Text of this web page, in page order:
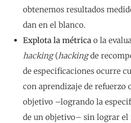
obtenemos resultados
dan en el blanco.
Explota la métrica o la
hacking(hackingde
de especificaciones ocurre
con aprendizaje de
objetivo –logrando la
de un objetivo– sin lograr